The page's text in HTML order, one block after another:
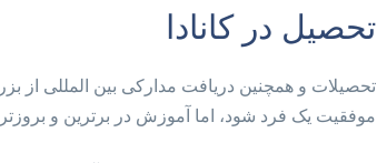
تحصیل در کانادا
تحصیلات و همچنین دریافت مدارکی بین المللی از
موفقیت یک فرد شود، اما آموزش در برترین و